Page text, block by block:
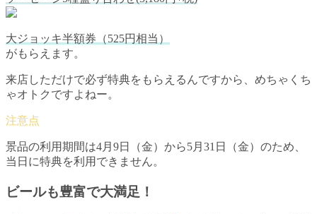
大ジョッキ半額券（525円相当）
がもらえます。
来店しただけで必ず特典をもらえるんですから、めちゃくち
ゃオトクですよねー。
景品の利用期間は4月9日（金）から5月31日（金）のため、
当日に特典を利用できません。
ビールも豊富で大満足！